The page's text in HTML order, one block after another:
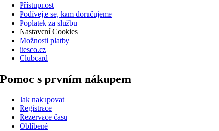
Přístupnost
Podívejte se, kam doručujeme
Poplatek za službu
Nastavení Cookies
Možnosti platby
itesco.cz
Clubcard
Pomoc s prvním nákupem
Jak nakupovat
Registrace
Rezervace času
Oblíbené